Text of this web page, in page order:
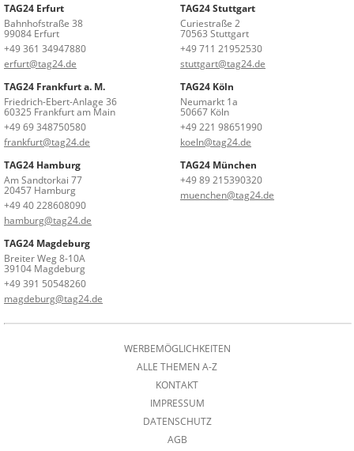
TAG24 Erfurt
Bahnhofstraße 38
99084 Erfurt
+49 361 34947880
erfurt@tag24.de
TAG24 Stuttgart
Curiestraße 2
70563 Stuttgart
+49 711 21952530
stuttgart@tag24.de
TAG24 Frankfurt a. M.
Friedrich-Ebert-Anlage 36
60325 Frankfurt am Main
+49 69 348750580
frankfurt@tag24.de
TAG24 Köln
Neumarkt 1a
50667 Köln
+49 221 98651990
koeln@tag24.de
TAG24 Hamburg
Am Sandtorkai 77
20457 Hamburg
+49 40 228608090
hamburg@tag24.de
TAG24 München
+49 89 215390320
muenchen@tag24.de
TAG24 Magdeburg
Breiter Weg 8-10A
39104 Magdeburg
+49 391 50548260
magdeburg@tag24.de
WERBEMÖGLICHKEITEN
ALLE THEMEN A-Z
KONTAKT
IMPRESSUM
DATENSCHUTZ
AGB